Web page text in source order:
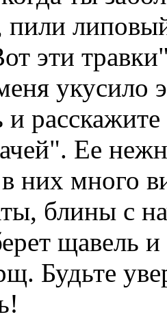
пили
эти
укусило
расскажите
Ее
них много
блины с
щавель
Будьте